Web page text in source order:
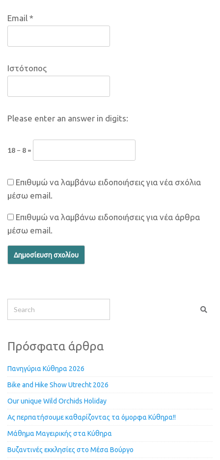
Email *
Ιστότοπος
Please enter an answer in digits:
18 − 8 =
Επιθυμώ να λαμβάνω ειδοποιήσεις για νέα σχόλια
μέσω email.
Επιθυμώ να λαμβάνω ειδοποιήσεις για νέα άρθρα
μέσω email.
Πρόσφατα άρθρα
Πανηγύρια Κύθηρα 2026
Bike and Hike Show Utrecht 2026
Our unique Wild Orchids Holiday
Ας περπατήσουμε καθαρίζοντας τα όμορφα Κύθηρα!!
Μάθημα Μαγειρικής στα Κύθηρα
Βυζαντινές εκκλησίες στο Μέσα Βούργο